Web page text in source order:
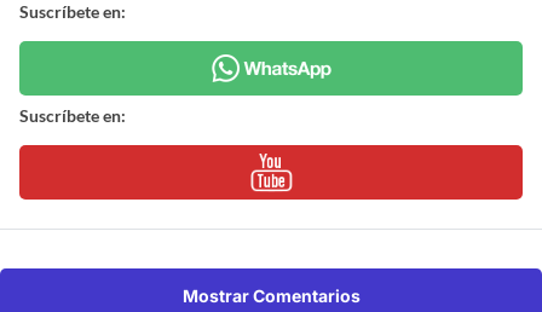
Suscríbete en:
Suscríbete en:
Mostrar Comentarios